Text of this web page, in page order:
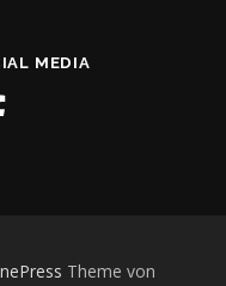
MEDIA
Theme von